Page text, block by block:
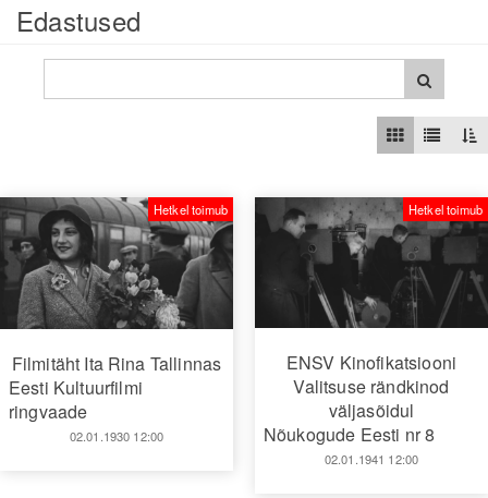
Edastused
Filmitäht Ita Rina Tallinnas
Eesti Kultuurfilmi
ringvaade
02.01.1930 12:00
Hetkel toimub
ENSV Kinofikatsiooni
Valitsuse rändkinod
väljasõidul
Nõukogude Eesti nr 8
02.01.1941 12:00
Hetkel toimub